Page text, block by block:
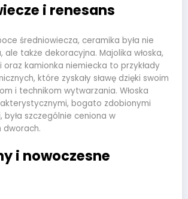
i renesans
średniowiecza, ceramika była nie
ale także dekoracyjna. Majolika włoska,
oraz kamionka niemiecka to przykłady
które zyskały sławę dzięki swoim
i technikom wytwarzania. Włoska
bogato zdobionymi
była szczególnie ceniona w
dworach.
i nowoczesne